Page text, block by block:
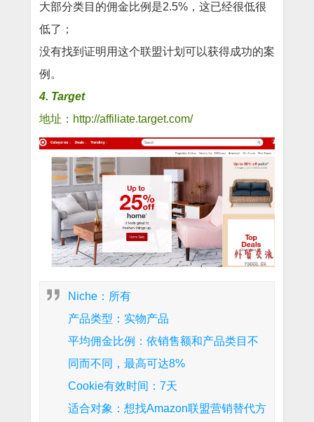
大部分类目的佣金比例是2.5%，这已经很低很
低了；
没有找到证明用这个联盟计划可以获得成功的案
例。
4. Target
地址：http://affiliate.target.com/
Niche：所有
产品类型：实物产品
平均佣金比例：依销售额和产品类目不
同而不同，最高可达8%
Cookie有效时间：7天
适合对象：想找Amazon联盟营销替代方